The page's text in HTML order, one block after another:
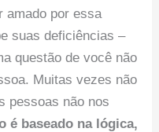
amado por essa
suas deficiências –
questão de você não
Muitas vezes não
pessoas não nos
é baseado na lógica,